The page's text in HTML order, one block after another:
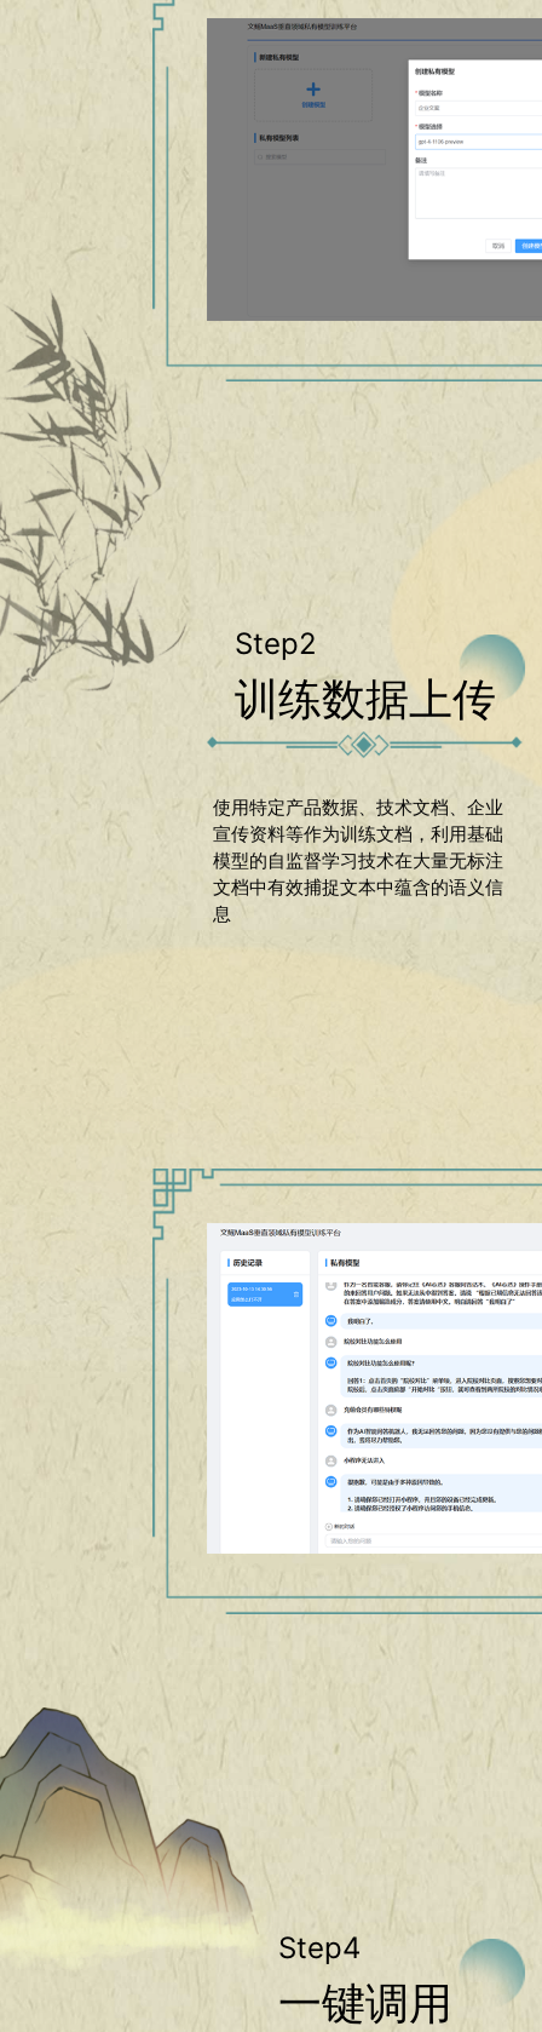
Step2
训练数据上传
使用特定产品数据、技术文档、企业
宣传资料等作为训练文档，利用基础
模型的自监督学习技术在大量无标注
文档中有效捕捉文本中蕴含的语义信
息
Step4
一键调用